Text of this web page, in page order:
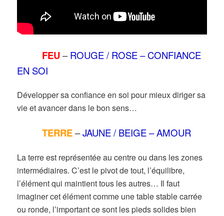
FEU–ROUGE / ROSE – CONFIANCE
EN SOI
Développer sa confiance en soi pour mieux diriger sa
vie et avancer dans le bon sens…
TERRE–JAUNE / BEIGE – AMOUR
La terre est représentée au centre ou dans les zones
intermédiaires. C’est le pivot de tout, l’équilibre,
l’élément qui maintient tous les autres… Il faut
imaginer cet élément comme une table stable carrée
ou ronde, l’important ce sont les pieds solides bien